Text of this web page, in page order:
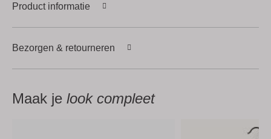
Product informatie
Bezorgen & retourneren
Maak je look compleet